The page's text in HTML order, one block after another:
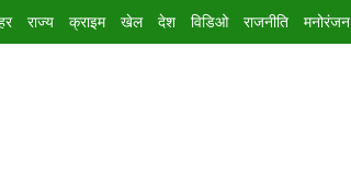
राज्य क्राइम खेल देश विडिओ राजनीति मनोरंजन